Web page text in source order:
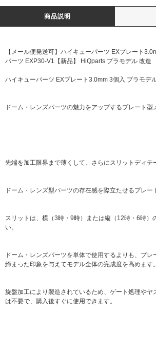
商品説明
【メール便発送可】ハイキューパーツ EXプレート
パーツ EXP30-V1【新品】 HiQparts プラモデル 改造
ハイキューパーツ EXプレート3.0mm 3個入 プラモデ
ドーム・レンズパーツの魅力をアップするプレート型
先端を加工限界まで薄くして、さらにスリットディテ
ドーム・レンズ型パーツの存在感を際立たせるプレー
スリットは、横（3時・9時）または縦（12時・6時）
い。
ドーム・レンズパーツを単体で使用するよりも、プレ
締まった印象を与えてモデル全体の完成度を高めます。
旋盤加工により製造されているため、ゲート処理やヤ
は不要で、購入後すぐに使用できます。